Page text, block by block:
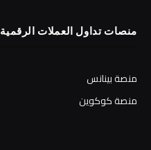
منصات تداول العملات الرقمية
منصة بينانس
منصة كوكوين